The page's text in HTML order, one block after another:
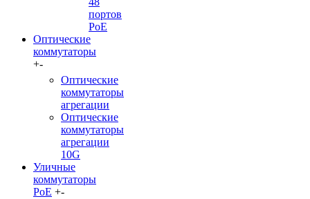
портов
PoE
Оптические
коммутаторы
+-
Оптические
коммутаторы
агрегации
Оптические
коммутаторы
агрегации
10G
Уличные
коммутаторы
PoE +-